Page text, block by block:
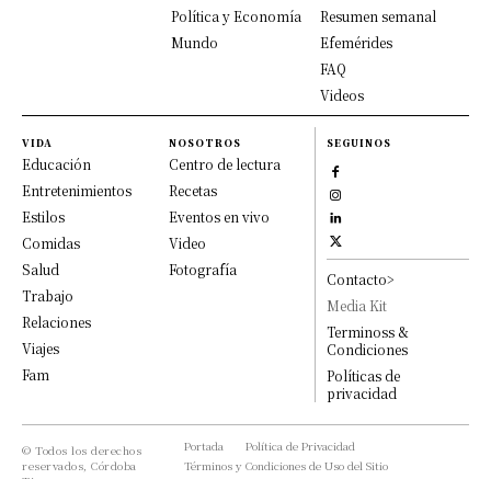
Política y Economía
Mundo
Resumen semanal
Efemérides
FAQ
Videos
VIDA
Educación
Entretenimientos
Estilos
Comidas
Salud
Trabajo
Relaciones
Viajes
Fam
NOSOTROS
Centro de lectura
Recetas
Eventos en vivo
Video
Fotografía
SEGUINOS
Contacto>
Media Kit
Terminoss &
Condiciones
Políticas de
privacidad
© Todos los derechos
reservados, Córdoba
Portada
Política de Privacidad
Términos y Condiciones de Uso del Sitio